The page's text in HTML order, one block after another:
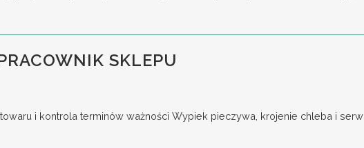
SKLEPU
i kontrola terminów ważności Wypiek pieczywa, krojenie chleba i